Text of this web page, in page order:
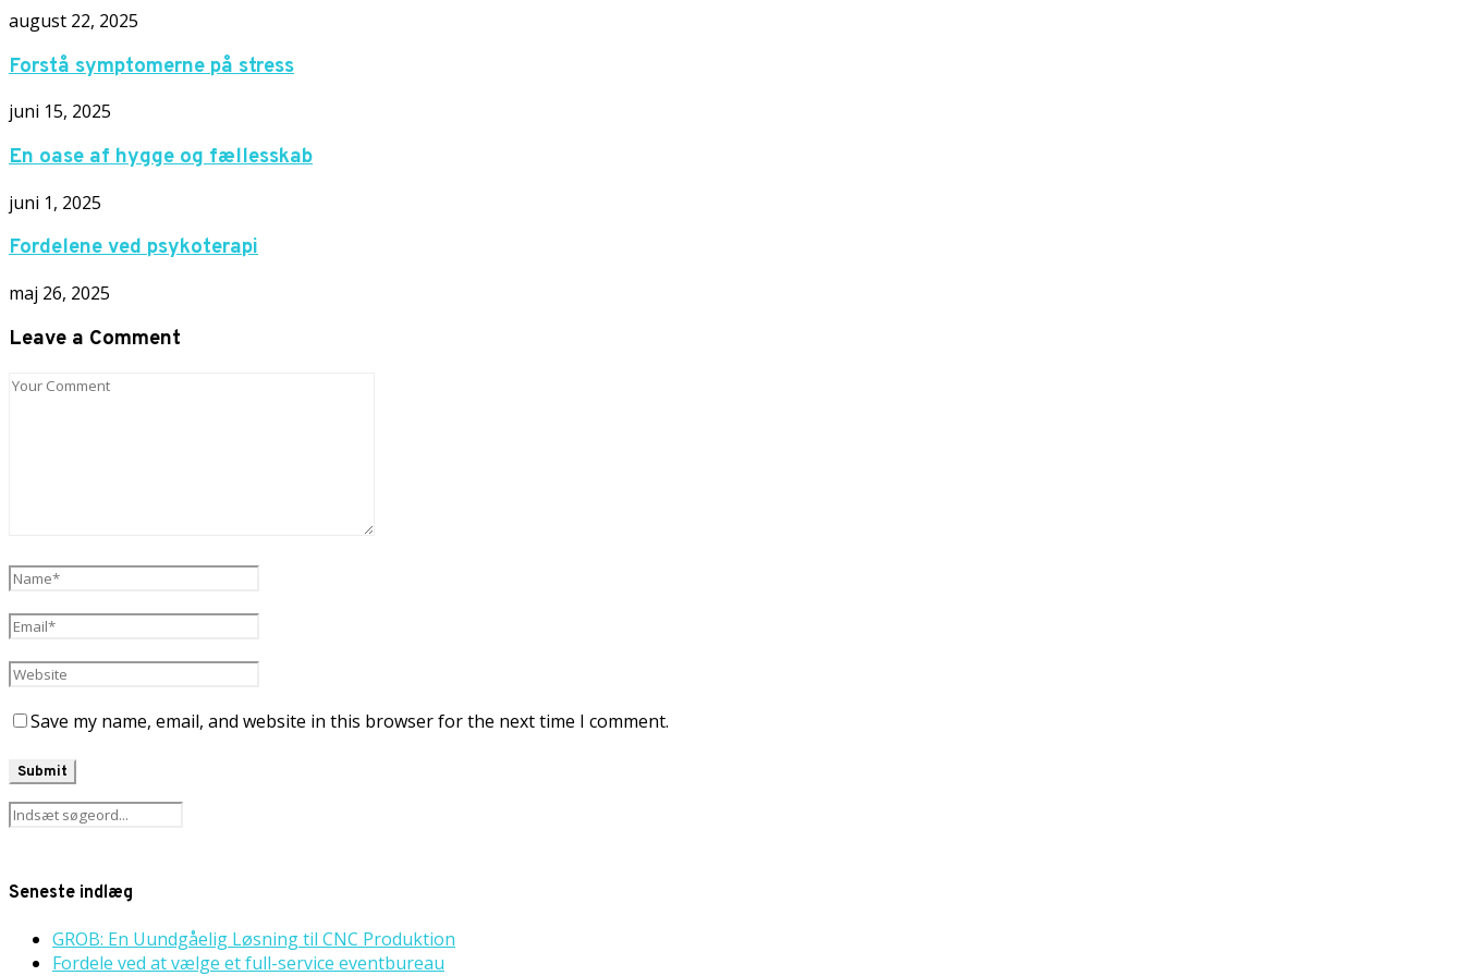
august 22, 2025
Forstå symptomerne på stress
juni 15, 2025
En oase af hygge og fællesskab
juni 1, 2025
Fordelene ved psykoterapi
maj 26, 2025
Leave a Comment
Save my name, email, and website in this browser for the next time I comment.
Seneste indlæg
GROB: En Uundgåelig Løsning til CNC Produktion
Fordele ved at vælge et full-service eventbureau